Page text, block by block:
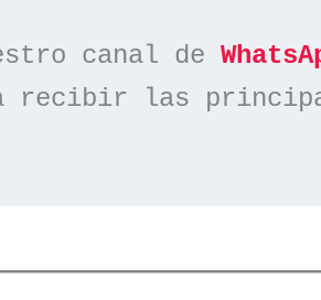
canal de
recibir las